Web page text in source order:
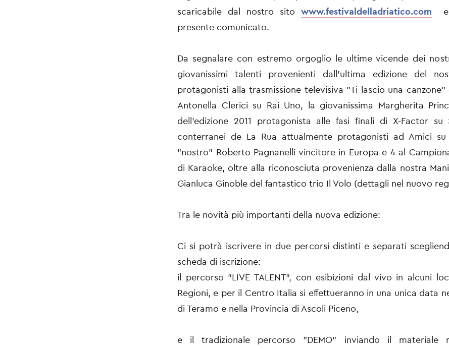
scaricabile dal nostro sito www.festivaldelladriatico.com e
presente comunicato.
Da segnalare con estremo orgoglio le ultime vicende dei
giovanissimi talenti provenienti dall'ultima edizione del
protagonisti alla trasmissione televisiva "Ti lascio una
Antonella Clerici su Rai Uno, la giovanissima Margherita
dell'edizione 2011 protagonista alle fasi finali di X-Factor
conterranei de La Rua attualmente protagonisti ad Amici
"nostro" Roberto Pagnanelli vincitore in Europa e 4 al
di Karaoke, oltre alla riconosciuta provenienza dalla nostra
Gianluca Ginoble del fantastico trio Il Volo (dettagli nel nuovo
Tra le novità più importanti della nuova edizione:
Ci si potrà iscrivere in due percorsi distinti e separati
scheda di iscrizione:
il percorso "LIVE TALENT", con esibizioni dal vivo in alcuni
Regioni, e per il Centro Italia si effettueranno in una unica data
di Teramo e nella Provincia di Ascoli Piceno,
e il tradizionale percorso "DEMO" inviando il materiale